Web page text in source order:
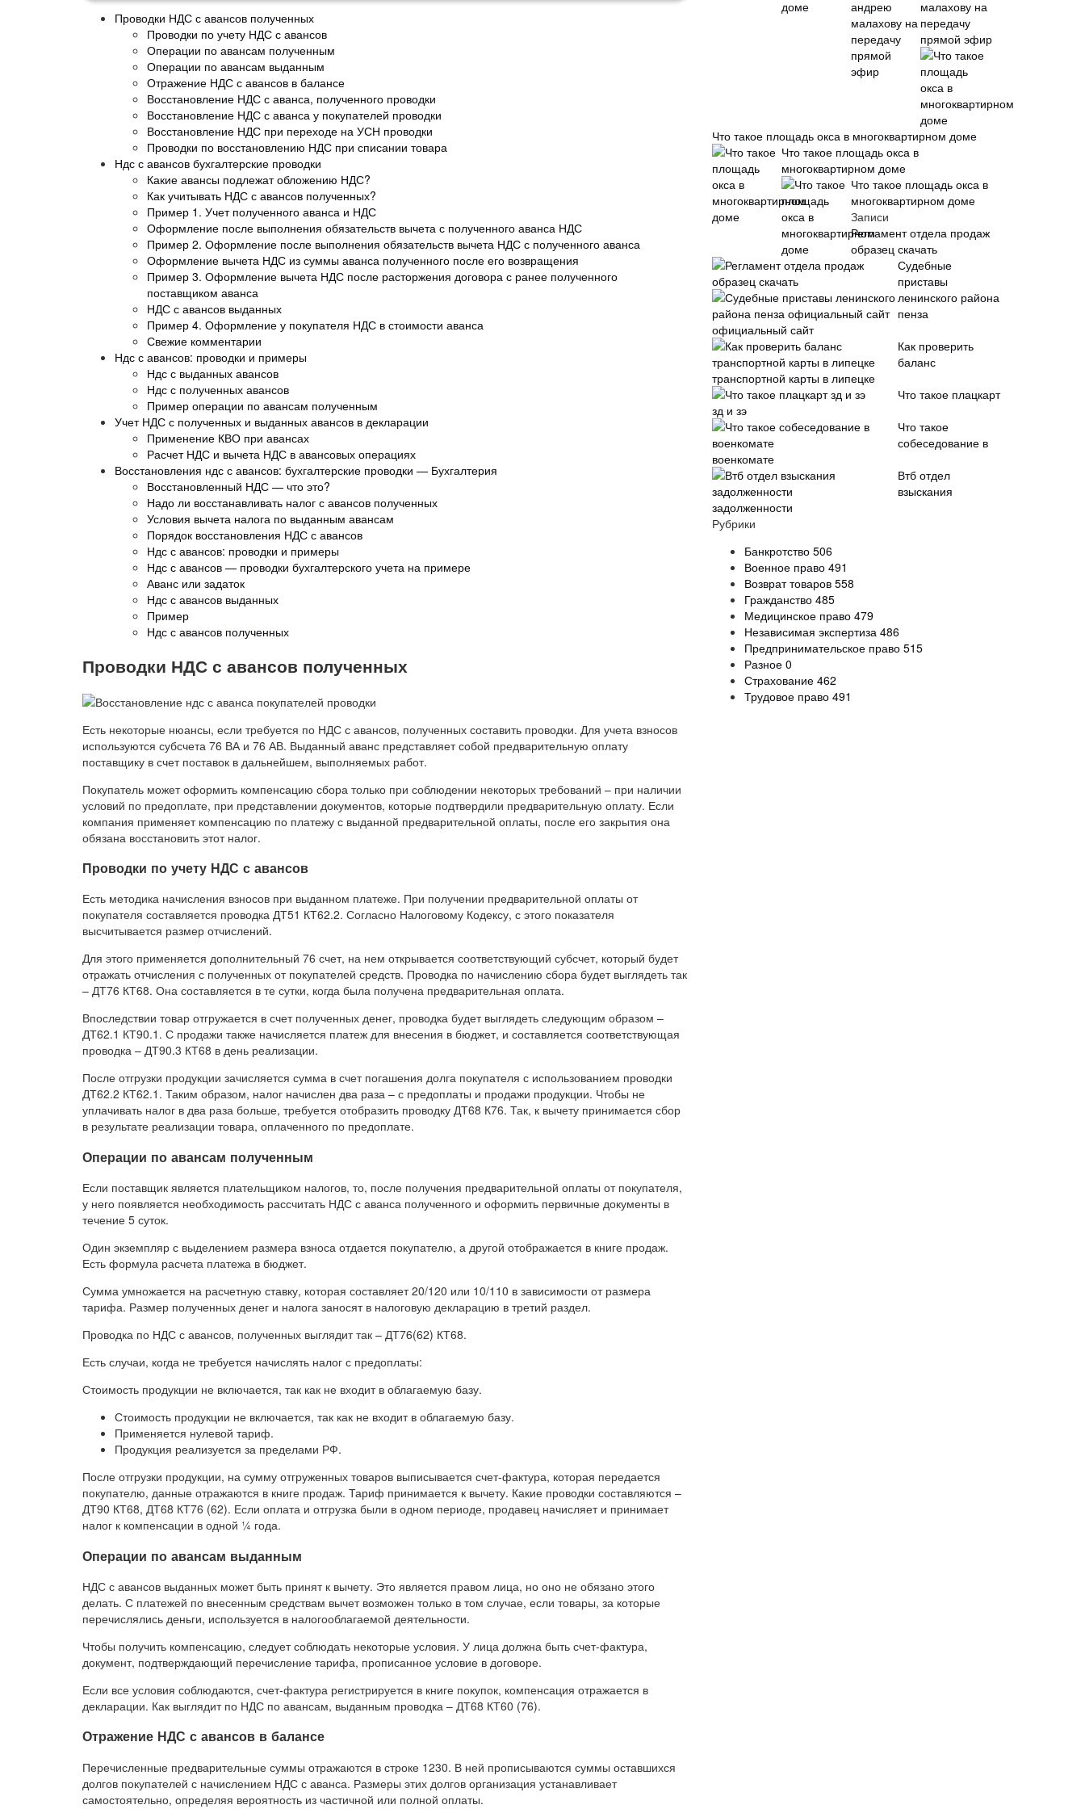
Проводки НДС с авансов полученных
Проводки по учету НДС с авансов
Операции по авансам полученным
Операции по авансам выданным
Отражение НДС с авансов в балансе
Восстановление НДС с аванса, полученного проводки
Восстановление НДС с аванса у покупателей проводки
Восстановление НДС при переходе на УСН проводки
Проводки по восстановлению НДС при списании товара
Ндс с авансов бухгалтерские проводки
Какие авансы подлежат обложению НДС?
Как учитывать НДС с авансов полученных?
Пример 1. Учет полученного аванса и НДС
Оформление после выполнения обязательств вычета с полученного аванса НДС
Пример 2. Оформление после выполнения обязательств вычета НДС с полученного аванса
Оформление вычета НДС из суммы аванса полученного после его возвращения
Пример 3. Оформление вычета НДС после расторжения договора с ранее полученного
поставщиком аванса
НДС с авансов выданных
Пример 4. Оформление у покупателя НДС в стоимости аванса
Свежие комментарии
Ндс с авансов: проводки и примеры
Ндс с выданных авансов
Ндс с полученных авансов
Пример операции по авансам полученным
Учет НДС с полученных и выданных авансов в декларации
Применение КВО при авансах
Расчет НДС и вычета НДС в авансовых операциях
Восстановления ндс с авансов: бухгалтерские проводки — Бухгалтерия
Восстановленный НДС — что это?
Надо ли восстанавливать налог с авансов полученных
Условия вычета налога по выданным авансам
Порядок восстановления НДС с авансов
Ндс с авансов: проводки и примеры
Ндс с авансов — проводки бухгалтерского учета на примере
Аванс или задаток
Ндс с авансов выданных
Пример
Ндс с авансов полученных
Проводки НДС с авансов полученных
Есть некоторые нюансы, если требуется по НДС с авансов, полученных составить проводки. Для учета взносов
используются субсчета 76 ВА и 76 АВ. Выданный аванс представляет собой предварительную оплату
поставщику в счет поставок в дальнейшем, выполняемых работ.
Покупатель может оформить компенсацию сбора только при соблюдении некоторых требований – при наличии
условий по предоплате, при представлении документов, которые подтвердили предварительную оплату. Если
компания применяет компенсацию по платежу с выданной предварительной оплаты, после его закрытия она
обязана восстановить этот налог.
Проводки по учету НДС с авансов
Есть методика начисления взносов при выданном платеже. При получении предварительной оплаты от
покупателя составляется проводка ДТ51 КТ62.2. Согласно Налоговому Кодексу, с этого показателя
высчитывается размер отчислений.
Для этого применяется дополнительный 76 счет, на нем открывается соответствующий субсчет, который будет
отражать отчисления с полученных от покупателей средств. Проводка по начислению сбора будет выглядеть так
– ДТ76 КТ68. Она составляется в те сутки, когда была получена предварительная оплата.
Впоследствии товар отгружается в счет полученных денег, проводка будет выглядеть следующим образом –
ДТ62.1 КТ90.1. С продажи также начисляется платеж для внесения в бюджет, и составляется соответствующая
проводка – ДТ90.3 КТ68 в день реализации.
После отгрузки продукции зачисляется сумма в счет погашения долга покупателя с использованием проводки
ДТ62.2 КТ62.1. Таким образом, налог начислен два раза – с предоплаты и продажи продукции. Чтобы не
уплачивать налог в два раза больше, требуется отобразить проводку ДТ68 К76. Так, к вычету принимается сбор
в результате реализации товара, оплаченного по предоплате.
Операции по авансам полученным
Если поставщик является плательщиком налогов, то, после получения предварительной оплаты от покупателя,
у него появляется необходимость рассчитать НДС с аванса полученного и оформить первичные документы в
течение 5 суток.
Один экземпляр с выделением размера взноса отдается покупателю, а другой отображается в книге продаж.
Есть формула расчета платежа в бюджет.
Сумма умножается на расчетную ставку, которая составляет 20/120 или 10/110 в зависимости от размера
тарифа. Размер полученных денег и налога заносят в налоговую декларацию в третий раздел.
Проводка по НДС с авансов, полученных выглядит так – ДТ76(62) КТ68.
Есть случаи, когда не требуется начислять налог с предоплаты:
Стоимость продукции не включается, так как не входит в облагаемую базу.
Стоимость продукции не включается, так как не входит в облагаемую базу.
Применяется нулевой тариф.
Продукция реализуется за пределами РФ.
После отгрузки продукции, на сумму отгруженных товаров выписывается счет-фактура, которая передается
покупателю, данные отражаются в книге продаж. Тариф принимается к вычету. Какие проводки составляются –
ДТ90 КТ68, ДТ68 КТ76 (62). Если оплата и отгрузка были в одном периоде, продавец начисляет и принимает
налог к компенсации в одной ¼ года.
Операции по авансам выданным
НДС с авансов выданных может быть принят к вычету. Это является правом лица, но оно не обязано этого
делать. С платежей по внесенным средствам вычет возможен только в том случае, если товары, за которые
перечислялись деньги, используется в налогооблагаемой деятельности.
Чтобы получить компенсацию, следует соблюдать некоторые условия. У лица должна быть счет-фактура,
документ, подтверждающий перечисление тарифа, прописанное условие в договоре.
Если все условия соблюдаются, счет-фактура регистрируется в книге покупок, компенсация отражается в
декларации. Как выглядит по НДС по авансам, выданным проводка – ДТ68 КТ60 (76).
Отражение НДС с авансов в балансе
Перечисленные предварительные суммы отражаются в строке 1230. В ней прописываются суммы оставшихся
долгов покупателей с начислением НДС с аванса. Размеры этих долгов организация устанавливает
самостоятельно, определяя вероятность из частичной или полной оплаты.
малахову на
передачу
прямой эфир
Что такое площадь окса в многоквартирном доме
Что такое площадь окса в
многоквартирном доме
Что такое площадь окса в
многоквартирном доме
Записи
Регламент отдела продаж
образец скачать
Судебные
приставы
ленинского района
пенза
официальный сайт
Как проверить
баланс
транспортной карты в липецке
Что такое плацкарт
зд и зэ
Что такое
собеседование в
военкомате
Втб отдел
взыскания
задолженности
Рубрики
Банкротство 506
Военное право 491
Возврат товаров 558
Гражданство 485
Медицинское право 479
Независимая экспертиза 486
Предпринимательское право 515
Разное 0
Страхование 462
Трудовое право 491